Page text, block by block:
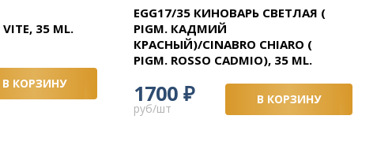
35 ML.
В КОРЗИНУ
EGG17/35 КИНОВАРЬ СВЕТЛАЯ (
PIGM. КАДМИЙ
КРАСНЫЙ)/CINABRO CHIARO (
PIGM. ROSSO CADMIO), 35 ML.
1700₽
руб/шт
В КОРЗИНУ